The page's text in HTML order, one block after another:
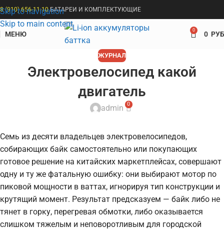
Skip to navigation
Skip to main content
8 (910) 656-11-10БАТАРЕИ И КОМПЛЕКТУЮЩИЕ
МЕНЮ 0 0
ЖУРНАЛ
Электровелосипед какой
двигатель
admin 0
Семь из десяти владельцев электровелосипедов,
собирающих байк самостоятельно или покупающих
готовое решение на китайских маркетплейсах, совершают
одну и ту же фатальную ошибку: они выбирают мотор по
пиковой мощности в ваттах, игнорируя тип конструкции и
крутящий момент. Результат предсказуем — байк либо не
тянет в горку, перегревая обмотки, либо оказывается
слишком тяжелым и неповоротливым для городской